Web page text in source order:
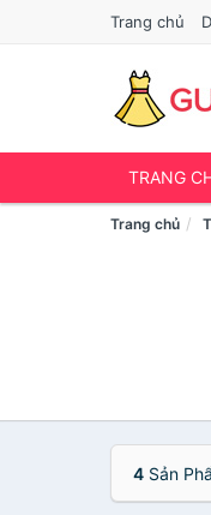
Trang chủ
TRANG
Trang chủ
4 Sản